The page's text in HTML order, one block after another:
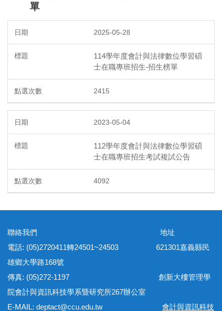
單
2025-05-28
114學年度會計與法律數位學習碩
士在職專班招生-招生榜單
2415
2023-05-04
112學年度會計與法律數位學習碩
士在職專班招生考試複試公告
4092
聯絡我們 地址
電話: (05)2720411轉24501~24503 621301嘉義縣民
雄鄉大學路168號
傳真: (05)272-1197 創新大樓管理學
院會計與資訊科技學系暨研究所267辦公室
E-MAIL: deptact@ccu.edu.tw 會計與資訊科技